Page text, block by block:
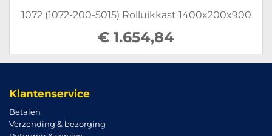
1072 (1072-200-5015) Rolluikkast 1400x200x900
€ 1.654,84
Klantenservice
Betalen
Verzending & bezorging